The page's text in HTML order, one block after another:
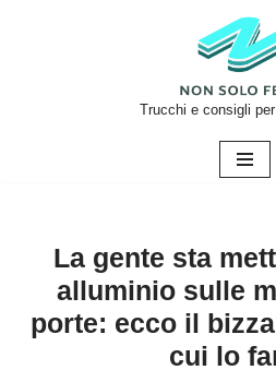
Trucchi e consigli
La gente sta
alluminio sulle
porte: ecco il
cui lo